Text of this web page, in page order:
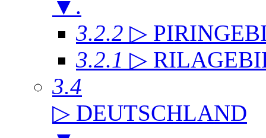
▼ .
3.2.2 ▷
3.2.1 ▷
3.4
▷ DEUTSCHLAND